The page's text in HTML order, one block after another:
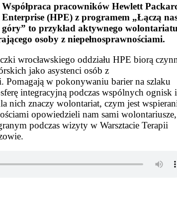
Współpraca pracowników Hewlett
Enterprise (HPE) z programem „Łączą
góry” to przykład aktywnego wolontariatu
osoby z niepełnosprawnościami.
wrocławskiego oddziału HPE biorą
jako asystenci osób z
Pomagają w pokonywaniu barier na szlaku
integracyjną podczas wspólnych ognisk i
nich znaczy wolontariat, czym jest
opowiedzieli nam sami
podczas wizyty w Warsztacie Terapii